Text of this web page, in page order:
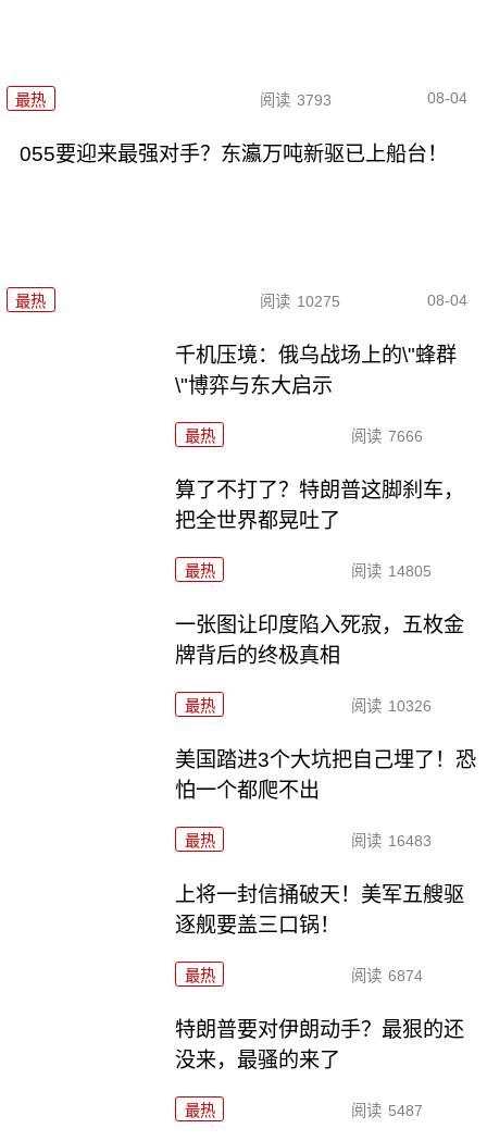
最热 阅读 3793 08-04
055要迎来最强对手？东瀛万吨新驱已上船台！
最热 阅读 10275 08-04
千机压境：俄乌战场上的\"蜂群
\"博弈与东大启示
最热 阅读 7666
算了不打了？特朗普这脚刹车，
把全世界都晃吐了
最热 阅读 14805
一张图让印度陷入死寂，五枚金
牌背后的终极真相
最热 阅读 10326
美国踏进3个大坑把自己埋了！恐
怕一个都爬不出
最热 阅读 16483
上将一封信捅破天！美军五艘驱
逐舰要盖三口锅！
最热 阅读 6874
特朗普要对伊朗动手？最狠的还
没来，最骚的来了
最热 阅读 5487